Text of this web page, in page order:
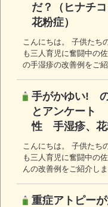
だ？（ヒナチ
花粉症）
こんにちは。 子供たち
も三人育児に奮闘中の
の手湿疹の改善例をご
手がかゆい!
とアンケート
性 手湿疹、花
こんにちは。 子供たち
も三人育児に奮闘中の
んの改善例をご紹介し
重症アトピー